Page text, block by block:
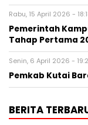
Rabu, 15 April 2026 -
Pemerintah
Tahap Pertama
Senin, 6 April 2026 -
Pemkab Kutai
BERITA